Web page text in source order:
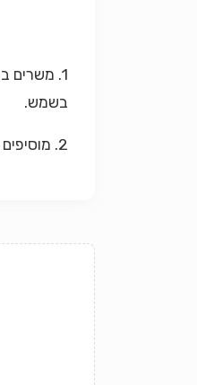
בשמש.
2. מוסיפים את כל המצרכים, מערבבים ושומרים בקופסא או צנצנת אטומה.